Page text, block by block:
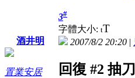
酒井明
置業安居
3#
字體大小: tT
2007/8/2 20:20 |
回復 #2 抽